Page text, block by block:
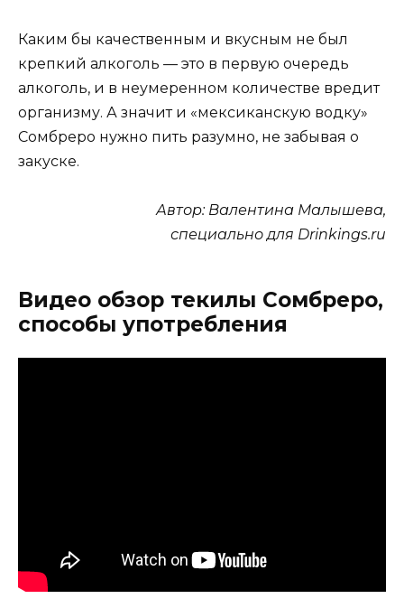
Каким бы качественным и вкусным не был
крепкий алкоголь — это в первую очередь
алкоголь, и в неумеренном количестве вредит
организму. А значит и «мексиканскую водку»
Сомбреро нужно пить разумно, не забывая о
закуске.
Автор: Валентина Малышева,
специально для Drinkings.ru
Видео обзор текилы Сомбреро,
способы употребления